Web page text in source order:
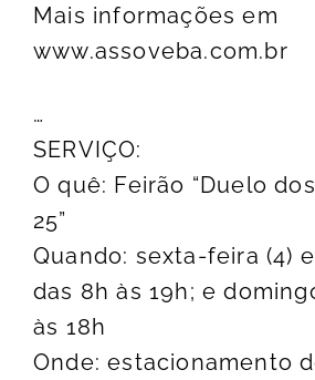
Mais informações em
www.assoveba.com.br
…
SERVIÇO:
O quê: Feirão “Duelo
25”
Quando: sexta-feira (4)
das 8h às 19h; e
às 18h
Onde: estacionamento